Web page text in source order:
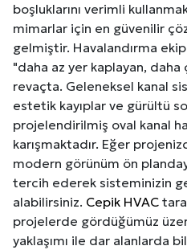
boşluklarını verimli
mimarlar için en güvenilir
gelmiştir. Havalandırma
"daha az yer kaplayan,
revaçta. Geleneksel kanal
estetik kayıplar ve gürültü
projelendirilmiş oval kanal
karışmaktadır. Eğer
modern görünüm ön
tercih ederek sisteminizin
alabilirsiniz. Cepik HVAC
projelerde gördüğümüz
yaklaşımı ile dar alanlarda